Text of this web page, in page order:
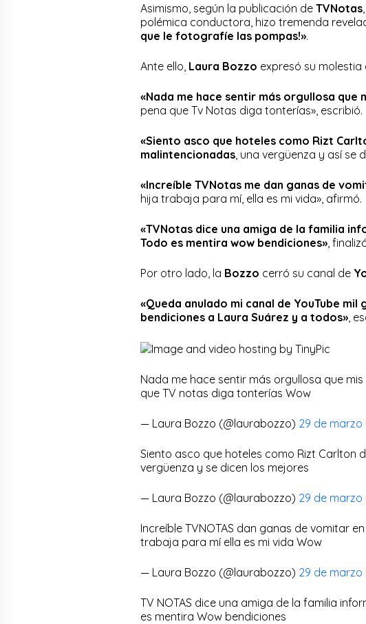
Asimismo, según la publicación de TVNotas
polémica conductora, hizo tremenda
que le fotografíe las pompas!».
Ante ello, Laura Bozzo expresó su molestia
«Nada me hace sentir más orgullosa que
pena que Tv Notas diga tonterías», escribió.
«Siento asco que hoteles como Rizt
malintencionadas , una vergüenza y así se
«Increíble TVNotas me dan ganas de
hija trabaja para mí, ella es mi vida», afirmó.
«TVNotas dice una amiga de la familia
Todo es mentira wow bendiciones» ,
Por otro lado, la Bozzo cerró su canal de
«Queda anulado mi canal de YouTube
bendiciones a Laura Suárez y a todos» ,
Nada me hace sentir más orgullosa que
que TV notas diga tonterías Wow
— Laura Bozzo (@laurabozzo) 29 de marzo
Siento asco que hoteles como Rizt Carlton
vergüenza y se dicen los mejores
— Laura Bozzo (@laurabozzo) 29 de marzo
Increíble TVNOTAS dan ganas de vomitar
trabaja para mí ella es mi vida Wow
— Laura Bozzo (@laurabozzo) 29 de marzo
TV NOTAS dice una amiga de la familia
es mentira Wow bendiciones